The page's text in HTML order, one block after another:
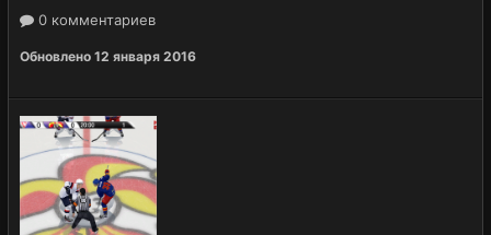
0 комментариев
Обновлено 12 января 2016